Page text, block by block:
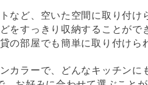
など、空いた空間に取り付け
をすっきり収納することがで
の部屋でも簡単に取り付けら
カラーで、どんなキッチンに